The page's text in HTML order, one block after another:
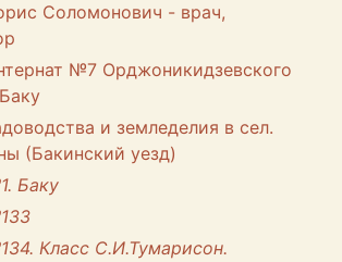
Соломонович - врач,
№7 Орджоникидзевского
и земледелия в сел.
(Бакинский уезд)
Баку
Класс С.И.Тумарисон.